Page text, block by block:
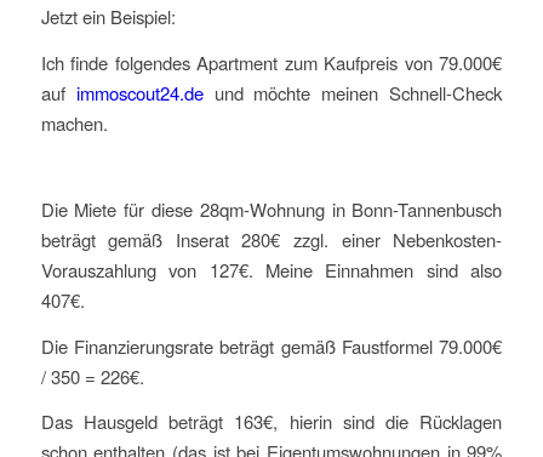
Jetzt ein Beispiel:
Ich finde folgendes Apartment zum Kaufpreis von 79.000€
auf immoscout24.deund möchte meinen Schnell-Check
machen.
Die Miete für diese 28qm-Wohnung in Bonn-Tannenbusch
beträgt gemäß Inserat 280€ zzgl. einer Nebenkosten-
Vorauszahlung von 127€. Meine Einnahmen sind also
407€.
Die Finanzierungsrate beträgt gemäß Faustformel 79.000€
/ 350 = 226€.
Das Hausgeld beträgt 163€, hierin sind die Rücklagen
schon enthalten (das ist bei Eigentumswohnungen in 99%